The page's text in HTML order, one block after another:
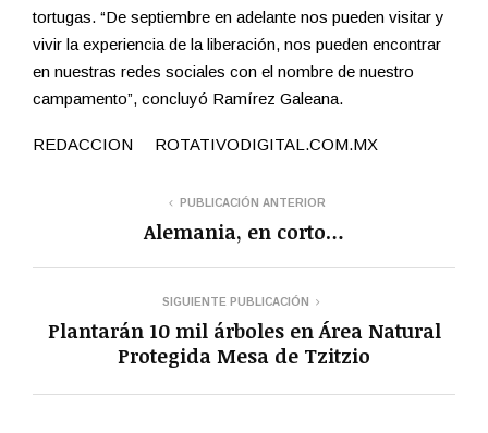
tortugas. “De septiembre en adelante nos pueden visitar y
vivir la experiencia de la liberación, nos pueden encontrar
en nuestras redes sociales con el nombre de nuestro
campamento”, concluyó Ramírez Galeana.
REDACCION ROTATIVODIGITAL.COM.MX
PUBLICACIÓN ANTERIOR
Alemania, en corto…
SIGUIENTE PUBLICACIÓN
Plantarán 10 mil árboles en Área Natural
Protegida Mesa de Tzitzio